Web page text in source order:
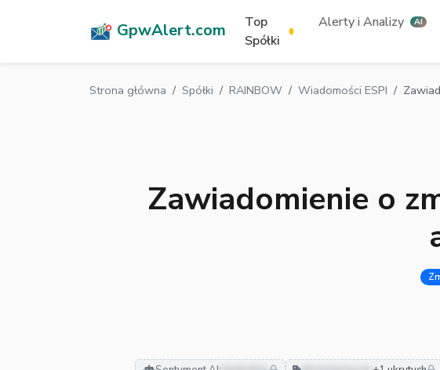
GpwAlert.com
Top
Spółki
Alerty i Analizy AI
Strona główna Spółki RAINBOW Wiadomości ESPI
Zawiadomienie o